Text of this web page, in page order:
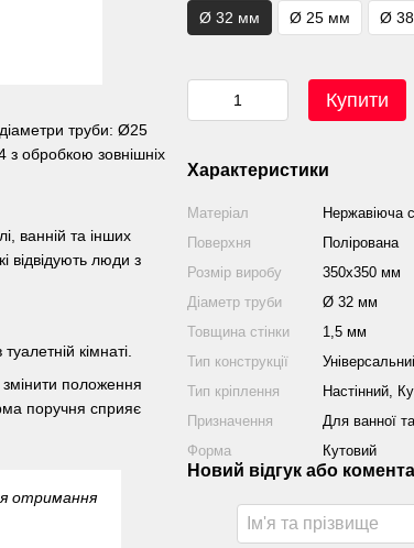
труби: Ø25
обробкою зовнішніх
ванній та інших
відвідують люди з
кімнаті.
положення
поручня сприяє
отримання
Ø 32 мм Ø 25 мм Ø
Купити
Характеристики
Матеріал
Нержавіюча
Поверхня
Полірована
Розмір виробу
350х350 мм
Діаметр труби
Ø 32 мм
Товщина стінки
1,5 мм
Тип конструкції
Тип кріплення
Настінний,
Призначення
Для ванної
Форма
Кутовий
Новий відгук або